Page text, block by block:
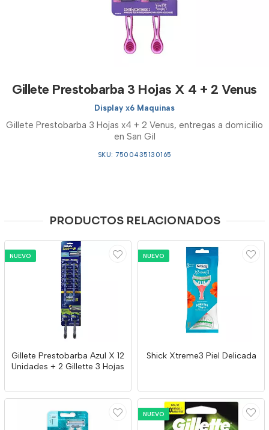
Gillete Prestobarba 3 Hojas X 4 + 2 Venus
Display x6 Maquinas
Gillete Prestobarba 3 Hojas x4 + 2 Venus, entregas a domicilio
en San Gil
SKU: 7500435130165
PRODUCTOS RELACIONADOS
NUEVO
Gillete Prestobarba Azul X 12
Unidades + 2 Gillette 3 Hojas
NUEVO
Shick Xtreme3 Piel Delicada
NUEVO